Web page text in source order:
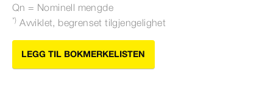
Qn = Nominell mengde
*) Avviklet, begrenset tilgjengelighet
LEGG TIL BOKMERKELISTEN